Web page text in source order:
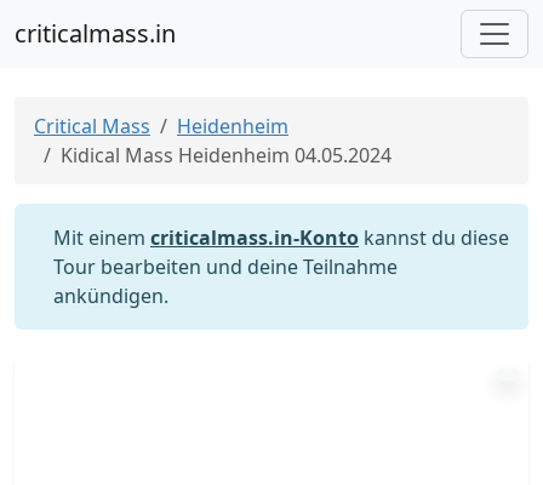
criticalmass.in
Critical Mass
Heidenheim
Kidical Mass Heidenheim 04.05.2024
Mit einem criticalmass.in-Konto kannst du diese
Tour bearbeiten und deine Teilnahme
ankündigen.